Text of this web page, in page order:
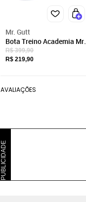
Mr. Gutt
Bota Treino Academia Mr.
Gutt Fitness Couro Preta
R$ 399,90
R$ 219,90
AVALIAÇÕES
PUBLICIDADE